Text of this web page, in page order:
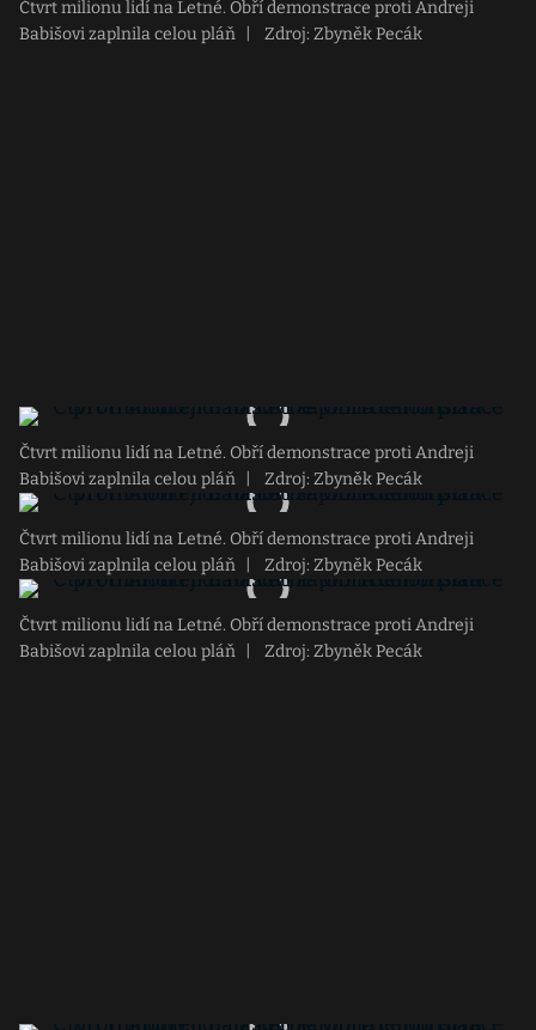
Čtvrt milionu lidí na Letné. Obří demonstrace proti Andreji
Babišovi zaplnila celou pláň
Zdroj: Zbyněk Pecák
Čtvrt milionu lidí na Letné. Obří demonstrace proti Andreji
Babišovi zaplnila celou pláň
Zdroj: Zbyněk Pecák
Čtvrt milionu lidí na Letné. Obří demonstrace proti Andreji
Babišovi zaplnila celou pláň
Zdroj: Zbyněk Pecák
Čtvrt milionu lidí na Letné. Obří demonstrace proti Andreji
Babišovi zaplnila celou pláň
Zdroj: Zbyněk Pecák